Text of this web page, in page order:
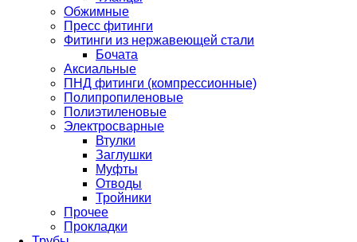
Обжимные
Пресс фитинги
Фитинги из нержавеющей стали
Бочата
Аксиальные
ПНД фитинги (компрессионные)
Полипропиленовые
Полиэтиленовые
Электросварные
Втулки
Заглушки
Муфты
Отводы
Тройники
Прочее
Прокладки